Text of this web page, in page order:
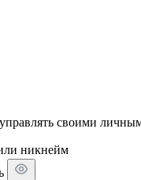
своими
никнейм